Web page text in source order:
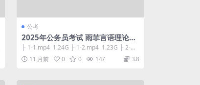
公考
2025年公务员考试 雨菲言语理论课-
精读思维九讲
├ 1-1.mp4 1.24G ├ 1-2.mp4 1.23G ├ 2-
1....
11 月前 0 0 147 3.8